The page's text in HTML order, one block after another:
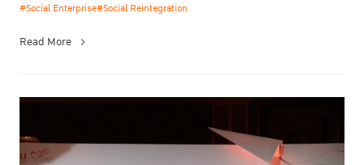
#Social Enterprise#Social Reintegration
Read More